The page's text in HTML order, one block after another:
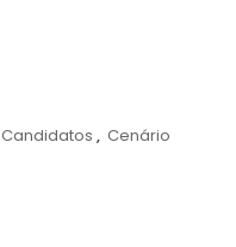
Candidatos , Cenário